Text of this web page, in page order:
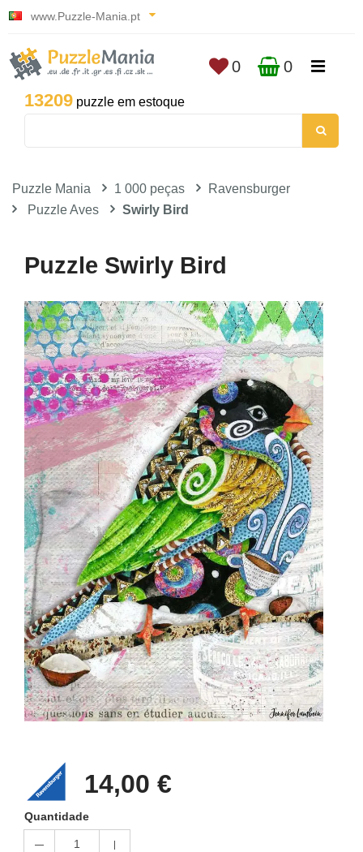
www.Puzzle-Mania.pt
13209 puzzle em estoque
0 0
Puzzle Mania 1 000 peças
Ravensburger
Puzzle Aves
Swirly Bird
Puzzle Swirly Bird
14,00 €
Quantidade
1